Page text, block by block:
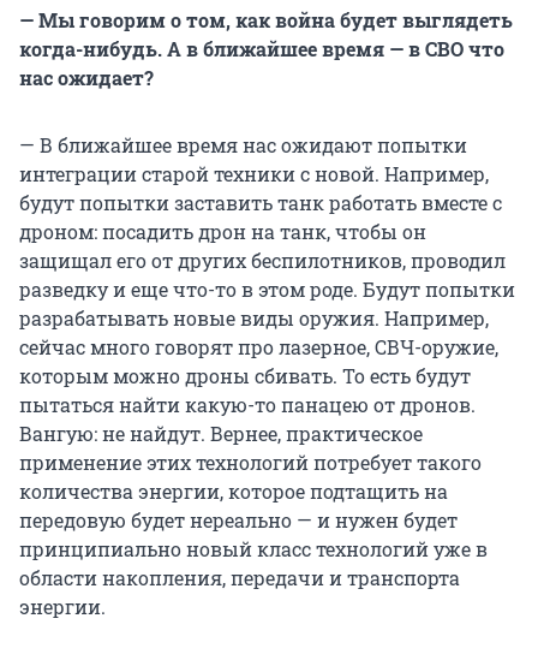
— Мы говорим о том, как война будет выглядеть
когда-нибудь. А в ближайшее время — в СВО что
нас ожидает?
— В ближайшее время нас ожидают попытки
интеграции старой техники с новой. Например,
будут попытки заставить танк работать вместе с
дроном: посадить дрон на танк, чтобы он
защищал его от других беспилотников, проводил
разведку и еще что-то в этом роде. Будут попытки
разрабатывать новые виды оружия. Например,
сейчас много говорят про лазерное, СВЧ-оружие,
которым можно дроны сбивать. То есть будут
пытаться найти какую-то панацею от дронов.
Вангую: не найдут. Вернее, практическое
применение этих технологий потребует такого
количества энергии, которое подтащить на
передовую будет нереально — и нужен будет
принципиально новый класс технологий уже в
области накопления, передачи и транспорта
энергии.